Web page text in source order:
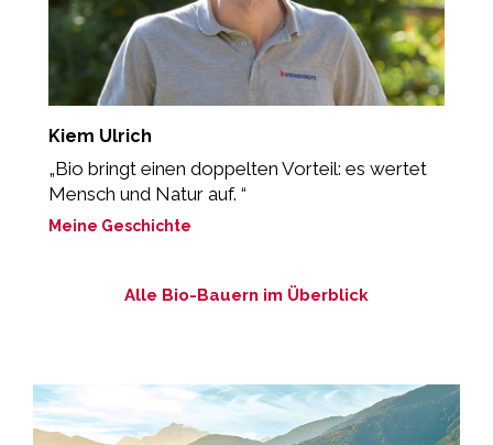
Kiem Ulrich
„Bio bringt einen doppelten Vorteil: es wertet
Mensch und Natur auf. “
Meine Geschichte
Alle Bio-Bauern im Überblick